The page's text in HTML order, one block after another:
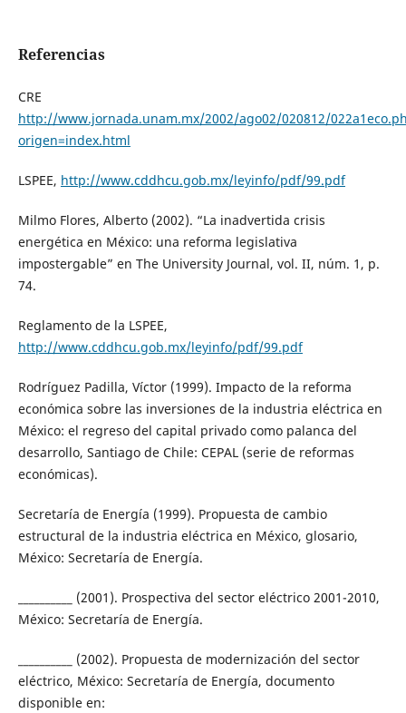
Referencias
CRE
http://www.jornada.unam.mx/2002/ago02/020812/
origen=index.html
LSPEE, http://www.cddhcu.gob.mx/leyinfo/pdf/99.pdf
Milmo Flores, Alberto (2002). “La inadvertida crisis
energética en México: una reforma legislativa
impostergable” en The University Journal, vol. II, núm. 1, p.
74.
Reglamento de la LSPEE,
http://www.cddhcu.gob.mx/leyinfo/pdf/99.pdf
Rodríguez Padilla, Víctor (1999). Impacto de la reforma
económica sobre las inversiones de la industria eléctrica en
México: el regreso del capital privado como palanca del
desarrollo, Santiago de Chile: CEPAL (serie de reformas
económicas).
Secretaría de Energía (1999). Propuesta de cambio
estructural de la industria eléctrica en México, glosario,
México: Secretaría de Energía.
__________ (2001). Prospectiva del sector eléctrico 2001-2010,
México: Secretaría de Energía.
__________ (2002). Propuesta de modernización del sector
eléctrico, México: Secretaría de Energía, documento
disponible en: